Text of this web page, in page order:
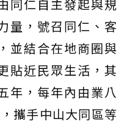
同仁自主發起與規
量，號召同仁、客
並結合在地商圈與
貼近民眾生活，其
年，每年內由業八
攜手中山大同區等